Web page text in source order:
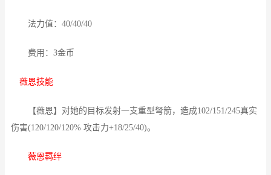
法力值：40/40/40
费用：3金币
薇恩技能
【薇恩】对她的目标发射一支重型弩箭，造成102/151/245真实
伤害(120/120/120% 攻击力+18/25/40)。
薇恩羁绊